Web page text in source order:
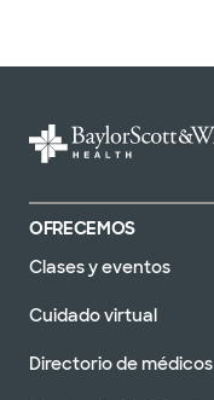
OFRECEMOS
Clases y eventos
Cuidado virtual
Directorio de médicos